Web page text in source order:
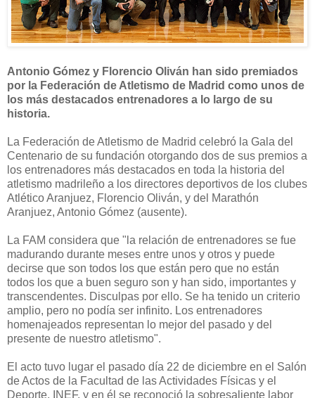
Antonio Gómez y Florencio Oliván han sido premiados
por la Federación de Atletismo de Madrid como unos de
los más destacados entrenadores a lo largo de su
historia.
La Federación de Atletismo de Madrid celebró la Gala del
Centenario de su fundación otorgando dos de sus premios a
los entrenadores más destacados en toda la historia del
atletismo madrileño a los directores deportivos de los clubes
Atlético Aranjuez, Florencio Oliván, y del Marathón
Aranjuez, Antonio Gómez (ausente).
La FAM considera que "l a relación de entrenadores se fue
madurando durante meses entre unos y otros y puede
decirse que son todos los que están pero que no están
todos los que a buen seguro son y han sido, importantes y
transcendentes. Disculpas por ello. Se ha tenido un criterio
amplio, pero no podía ser infinito. Los entrenadores
homenajeados representan lo mejor del pasado y del
presente de nuestro atletismo".
El acto tuvo lugar el pasado día 22 de diciembre en el Salón
de Actos de la Facultad de las Actividades Físicas y el
Deporte, INEF, y en él se reconoció la sobresaliente labor